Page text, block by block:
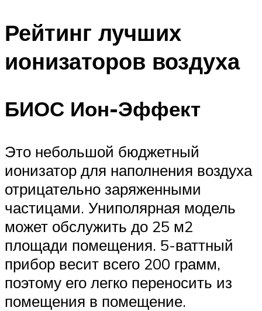
Рейтинг лучших
ионизаторов воздуха
БИОС Ион-Эффект
Это небольшой бюджетный
ионизатор для наполнения воздуха
отрицательно заряженными
частицами. Униполярная модель
может обслужить до 25 м2
площади помещения. 5-ваттный
прибор весит всего 200 грамм,
поэтому его легко переносить из
помещения в помещение.